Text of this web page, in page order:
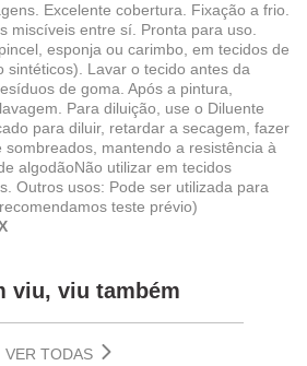
Excelente cobertura. Fixação a frio.
miscíveis entre sí. Pronta para uso.
esponja ou carimbo, em tecidos de
sintéticos). Lavar o tecido antes da
de goma. Após a pintura,
Para diluição, use o Diluente
para diluir, retardar a secagem, fazer
sombreados, mantendo a resistência à
algodãoNão utilizar em tecidos
Outros usos: Pode ser utilizada para
teste prévio)
viu, viu também
VER TODAS